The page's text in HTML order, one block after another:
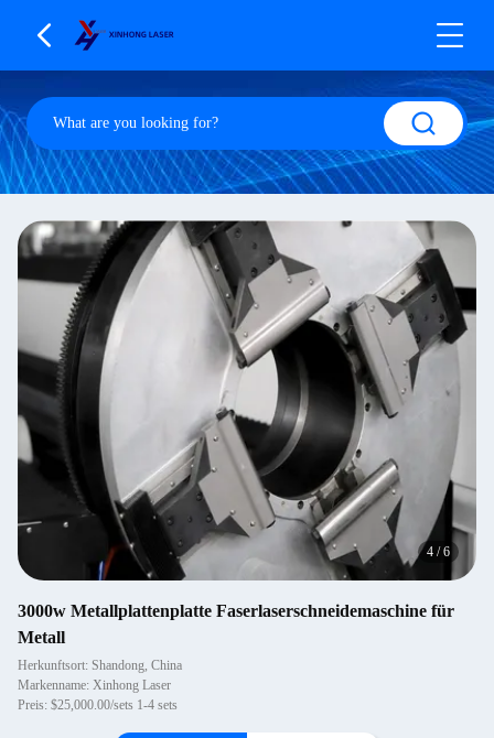
4 /6
3000w Metallplattenplatte Faserlaserschneidemaschine für
Metall
Herkunftsort: Shandong, China
Markenname: Xinhong Laser
Preis: $25,000.00/sets 1-4 sets